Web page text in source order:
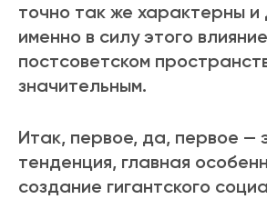
точно так же характерны и
именно в силу этого
постсоветском
значительным.
Итак, первое, да, первое —
тенденция, главная
создание гигантского